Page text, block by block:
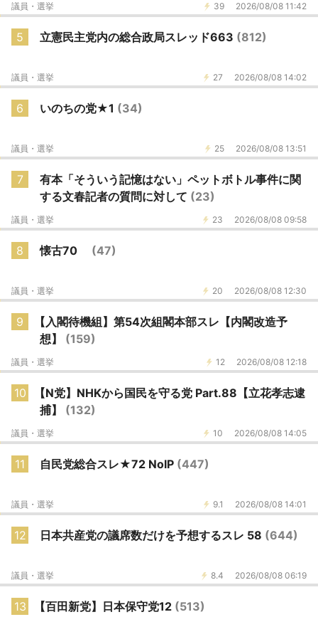
39 2026/08/08 11:42
議員・選挙
5 立憲民主党内の総合政局スレッド663 (812)
27 2026/08/08 14:02
議員・選挙
6 いのちの党★1 (34)
25 2026/08/08 13:51
議員・選挙
7
有本「そういう記憶はない」ペットボトル事件に関
する文春記者の質問に対して (23)
23 2026/08/08 09:58
議員・選挙
8 懐古70 (47)
20 2026/08/08 12:30
議員・選挙
9
【入閣待機組】第54次組閣本部スレ【内閣改造予
想】 (159)
12 2026/08/08 12:18
議員・選挙
10
【N党】NHKから国民を守る党 Part.88【立花孝志逮
捕】 (132)
10 2026/08/08 14:05
議員・選挙
11 自民党総合スレ★72 NoIP (447)
9.1 2026/08/08 14:01
議員・選挙
12 日本共産党の議席数だけを予想するスレ 58 (644)
8.4 2026/08/08 06:19
議員・選挙
13 【百田新党】日本保守党12 (513)